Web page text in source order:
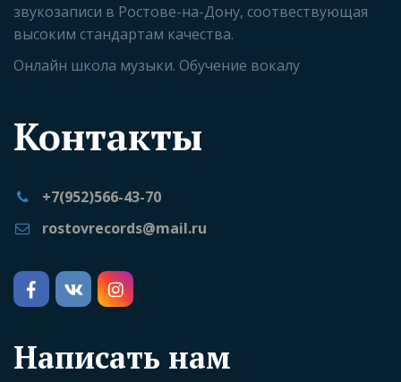
звукозаписи в Ростове-на-Дону, соотвествующая
высоким стандартам качества.
Онлайн школа музыки. Обучение вокалу
Контакты
+7(952)566-43-70
rostovrecords@mail.ru
Написать нам